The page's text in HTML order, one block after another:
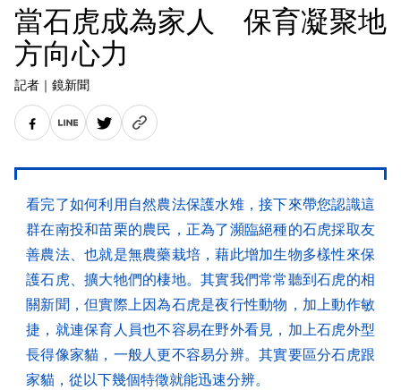
當石虎成為家人 保育凝聚地
方向心力
記者 ｜ 鏡新聞
看完了如何利用自然農法保護水雉，接下來帶您認識這
群在南投和苗栗的農民，正為了瀕臨絕種的石虎採取友
善農法、也就是無農藥栽培，藉此增加生物多樣性來保
護石虎、擴大牠們的棲地。其實我們常常聽到石虎的相
關新聞，但實際上因為石虎是夜行性動物，加上動作敏
捷，就連保育人員也不容易在野外看見，加上石虎外型
長得像家貓，一般人更不容易分辨。其實要區分石虎跟
家貓，從以下幾個特徵就能迅速分辨。